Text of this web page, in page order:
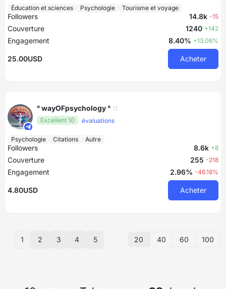
Éducation et sciences Psychologie Tourisme et voyage
Followers 14.8k -15
Couverture 1240 +142
Engagement 8.40% +13.06%
25.00USD Acheter
° wayOFpsychology °
Excellent 10 évaluations
Psychologie Citations Autre
Followers 8.6k +8
Couverture 255 -218
Engagement 2.96% -46.18%
4.80USD Acheter
1 2 3 4 5 20 40 60 100